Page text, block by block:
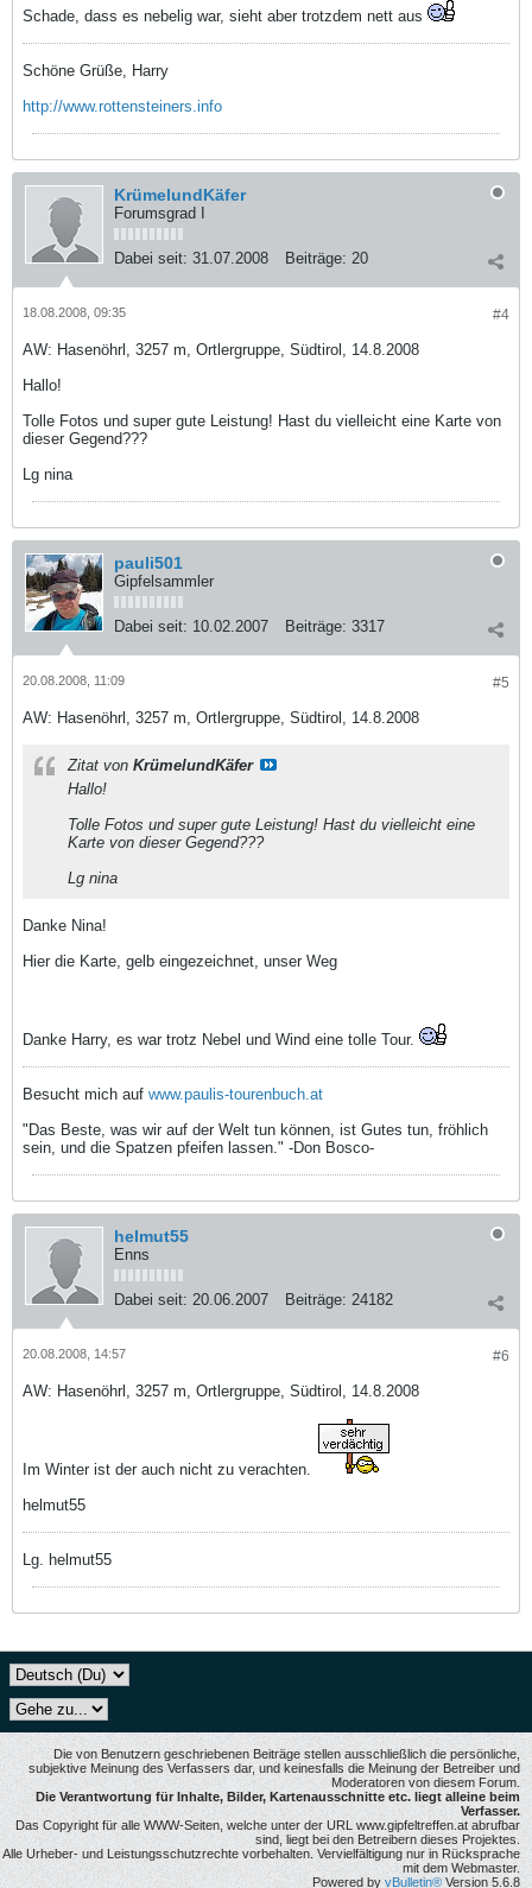
Schade, dass es nebelig war, sieht aber trotzdem nett aus
Schöne Grüße, Harry
http://www.rottensteiners.info
KrümelundKäfer
Forumsgrad I
Dabei seit: 31.07.2008 Beiträge: 20
#4
18.08.2008, 09:35
AW: Hasenöhrl, 3257 m, Ortlergruppe, Südtirol, 14.8.2008
Hallo!
Tolle Fotos und super gute Leistung! Hast du vielleicht eine Karte von
dieser Gegend???
Lg nina
pauli501
Gipfelsammler
Dabei seit: 10.02.2007 Beiträge: 3317
#5
20.08.2008, 11:09
AW: Hasenöhrl, 3257 m, Ortlergruppe, Südtirol, 14.8.2008
Zitat von KrümelundKäfer
Hallo!
Tolle Fotos und super gute Leistung! Hast du vielleicht eine
Karte von dieser Gegend???
Lg nina
Danke Nina!
Hier die Karte, gelb eingezeichnet, unser Weg
Danke Harry, es war trotz Nebel und Wind eine tolle Tour.
Besucht mich auf www.paulis-tourenbuch.at
"Das Beste, was wir auf der Welt tun können, ist Gutes tun, fröhlich
sein, und die Spatzen pfeifen lassen." -Don Bosco-
helmut55
Enns
Dabei seit: 20.06.2007 Beiträge: 24182
#6
20.08.2008, 14:57
AW: Hasenöhrl, 3257 m, Ortlergruppe, Südtirol, 14.8.2008
Im Winter ist der auch nicht zu verachten.
helmut55
Lg. helmut55
Die von Benutzern geschriebenen Beiträge stellen ausschließlich die persönliche,
subjektive Meinung des Verfassers dar, und keinesfalls die Meinung der Betreiber und
Moderatoren von diesem Forum.
Die Verantwortung für Inhalte, Bilder, Kartenausschnitte etc. liegt alleine beim
Verfasser.
Das Copyright für alle WWW-Seiten, welche unter der URL www.gipfeltreffen.at abrufbar
sind, liegt bei den Betreibern dieses Projektes.
Alle Urheber- und Leistungsschutzrechte vorbehalten. Vervielfältigung nur in Rücksprache
mit dem Webmaster.
Powered by vBulletin® Version 5.6.8